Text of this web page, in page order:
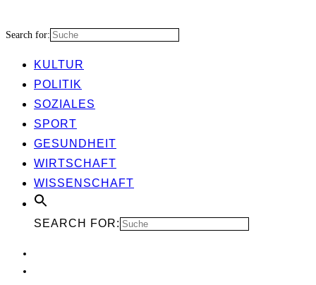
Search for:
KUL­TUR
POLI­TIK
SOZIA­LES
SPORT
GESUND­HEIT
WIRT­SCHAFT
WIS­SEN­SCHAFT
SEARCH FOR: